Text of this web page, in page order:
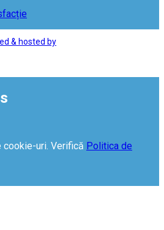
& hosted by
uri. Verifică Politica de